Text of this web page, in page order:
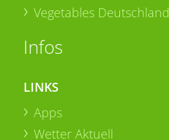
Vegetables Deutschland
Infos
LINKS
Apps
Wetter Aktuell